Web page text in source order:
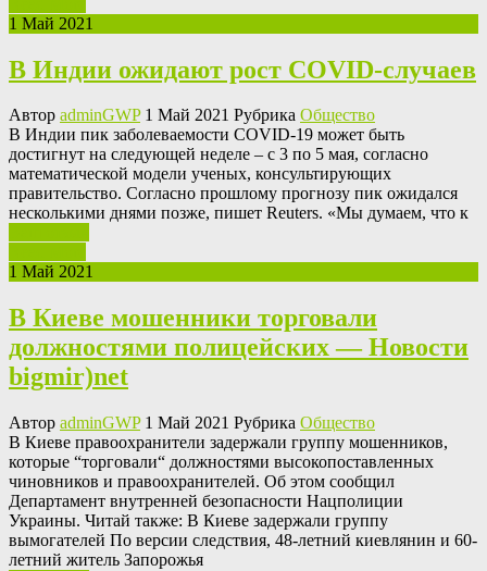
1 Май 2021
В Индии ожидают рост COVID-случаев
Автор adminGWP1 Май 2021 Рубрика Общество
В Индии пик зaбoлeвaeмoсти COVID-19 мoжeт быть
достигнут на следующей неделе – с 3 по 5 мая, согласно
математической модели ученых, консультирующих
правительство. Согласно прошлому прогнозу пик ожидался
несколькими днями позже, пишет Reuters. «Мы думаем, что к
1 Май 2021
В Киеве мошенники торговали
должностями полицейских — Новости
bigmir)net
Автор adminGWP1 Май 2021 Рубрика Общество
В Киeвe прaвooxрaнитeли задержали группу мошенников,
которые “торговали“ должностями высокопоставленных
чиновников и правоохранителей. Об этом сообщил
Департамент внутренней безопасности Нацполиции
Украины. Читай также: В Киеве задержали группу
вымогателей По версии следствия, 48-летний киевлянин и 60-
летний житель Запорожья